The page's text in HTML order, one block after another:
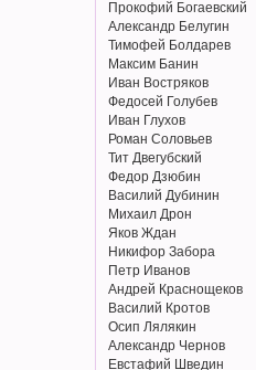
Прокофий Богаевский
Александр Белугин
Тимофей Болдарев
Максим Банин
Иван Востряков
Федосей Голубев
Иван Глухов
Роман Соловьев
Тит Двегубский
Федор Дзюбин
Василий Дубинин
Михаил Дрон
Яков Ждан
Никифор Забора
Петр Иванов
Андрей Краснощеков
Василий Кротов
Осип Лялякин
Александр Чернов
Евстафий Шведин